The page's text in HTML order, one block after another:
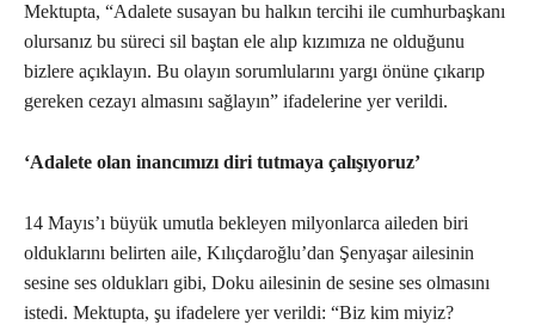
Mektupta, “Adalete susayan bu halkın tercihi ile cumhurbaşkanı
olursanız bu süreci sil baştan ele alıp kızımıza ne olduğunu
bizlere açıklayın. Bu olayın sorumlularını yargı önüne çıkarıp
gereken cezayı almasını sağlayın” ifadelerine yer verildi.
‘Adalete olan inancımızı diri tutmaya çalışıyoruz’
14 Mayıs’ı büyük umutla bekleyen milyonlarca aileden biri
olduklarını belirten aile, Kılıçdaroğlu’dan Şenyaşar ailesinin
sesine ses oldukları gibi, Doku ailesinin de sesine ses olmasını
istedi. Mektupta, şu ifadelere yer verildi: “Biz kim miyiz?